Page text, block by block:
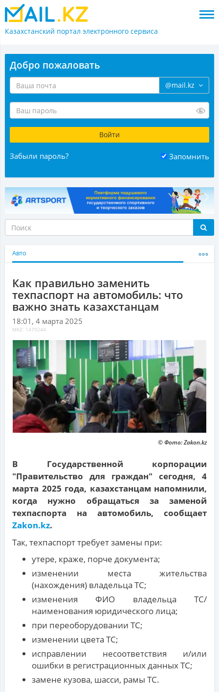
Казахстанский портал электронного сервиса
Добро пожаловать
@mail.kz
Забыли пароль? Запомнить
Авто
Как правильно заменить
техпаспорт на автомобиль: что
важно знать казахстанцам
18:01, 4 марта 2025
MKZ: 1470244
© Фото: Zakon.kz
В Государственной корпорации
"Правительство для граждан" сегодня, 4
марта 2025 года, казахстанцам напомнили,
когда нужно обращаться за заменой
техпаспорта на автомобиль, сообщает
Zakon.kz.
Так, техпаспорт требует замены при:
утере, краже, порче документа;
изменении места жительства
(нахождения) владельца ТС;
изменения ФИО владельца ТС/
наименования юридического лица;
при переоборудовании ТС;
изменении цвета ТС;
исправлении несоответствия и/или
ошибки в регистрационных данных ТС;
замене кузова, шасси, рамы ТС.